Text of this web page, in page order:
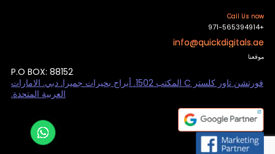
Call Us now
+971-565394914
info@quickdigitals.ae
موقعنا
P.O BOX: 88152
فورتشن تاور كلستر C المكتب 1502. أبراج بحيرات جميرا. دبي. الامارات
العربية المتحدة.